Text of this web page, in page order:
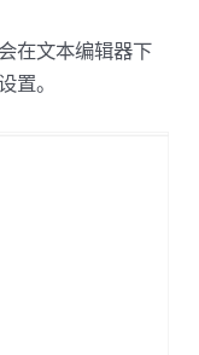
在文本编辑器下
置。